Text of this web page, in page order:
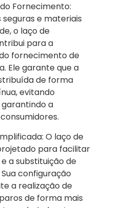
Fornecimento:
e materiais
o laço de
para a
fornecimento de
Ele garante que a
de forma
evitando
a
O laço de
para facilitar
a substituição de
configuração
a realização de
de forma mais